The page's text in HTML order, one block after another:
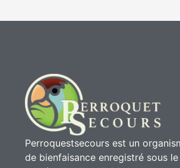
Perroquestsecours est un
de bienfaisance enregistré sous le